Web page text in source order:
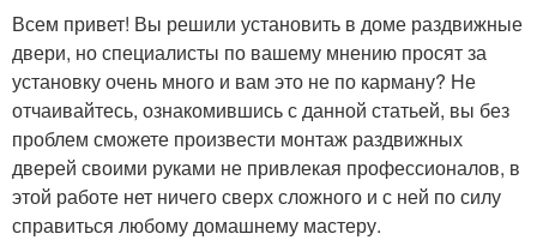
Всем привет! Вы решили установить в доме раздвижные
двери, но специалисты по вашему мнению просят за
установку очень много и вам это не по карману? Не
отчаивайтесь, ознакомившись с данной статьей, вы без
проблем сможете произвести монтаж раздвижных
дверей своими руками не привлекая профессионалов, в
этой работе нет ничего сверх сложного и с ней по силу
справиться любому домашнему мастеру.